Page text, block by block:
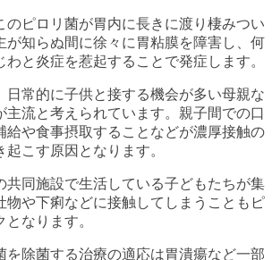
のピロリ菌が胃内に長きに渡り棲みつい
が知らぬ間に徐々に胃粘膜を障害し、何
と炎症を惹起することで発症します。
日常的に子供と接する機会が多い母親な
主流と考えられています。親子間での口
給や食事摂取することなどが濃厚接触の
こす原因となります。
共同施設で生活している子どもたちが集
物や下痢などに接触してしまうこともピ
なります。
を除菌する治療の適応は胃潰瘍など一部